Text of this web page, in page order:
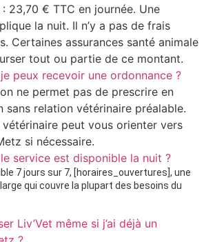
23,70 € TTC en journée. Une
la nuit. Il n’y a pas de frais
Certaines assurances santé animale
tout ou partie de ce montant.
peux recevoir une ordonnance ?
ne permet pas de prescrire en
sans relation vétérinaire préalable.
vétérinaire peut vous orienter vers
si nécessaire.
service est disponible la nuit ?
7 jours sur 7, [horaires_ouvertures], une
qui couvre la plupart des besoins du
Liv’Vet même si j’ai déjà un